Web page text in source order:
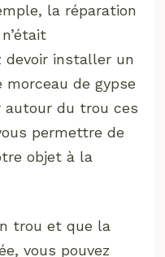
la réparation
devoir installer un
de gypse
autour du trou ces
permettre de
objet à la
trou et que la
vous pouvez